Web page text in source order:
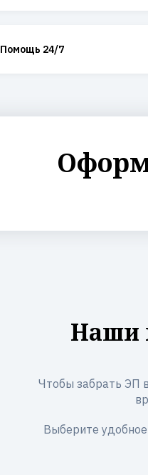
Помощь 24/7
Наши
Чтобы забрать ЭП
Выберите